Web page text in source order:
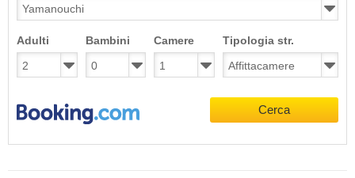
Adulti Bambini Camere Tipologia str.
Cerca